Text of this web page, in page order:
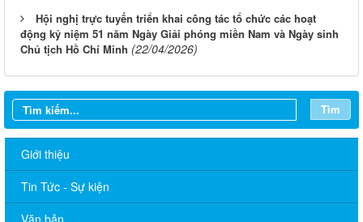
Hội nghị trực tuyến triển khai công tác tổ chức các hoạt
động kỷ niệm 51 năm Ngày Giải phóng miền Nam và Ngày sinh
Chủ tịch Hồ Chí Minh (22/04/2026)
Tìm
Giới thiệu
Tin Tức - Sự kiện
Văn bản